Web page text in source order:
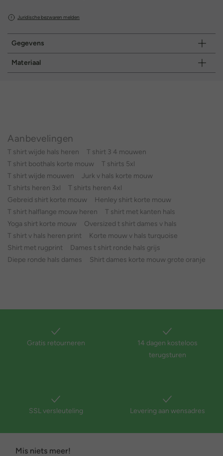
Juridische bezwaren melden
Gegevens
Materiaal
Aanbevelingen
T shirt wijde hals heren
T shirt 3 4 mouwen
T shirt boothals korte mouw
T shirts 5xl
T shirt wijde mouwen
Jurk v hals korte mouw
T shirts heren 3xl
T shirts heren 4xl
Gebreid shirt korte mouw
Henley shirt korte mouw
T shirt halflange mouw heren
T shirt met kanten hals
Yoga shirt korte mouw
Oversized t shirt dames v hals
T shirt v hals heren print
Korte mouw v hals turquoise
Shirt met rugprint
Dames t shirt ronde hals grijs
Diepe ronde hals dames
Shirt dames korte mouw grote oranje
Gratis retourneren
14 dagen kosteloos
terugsturen
SSL versleuteling Levering aan wensadres
Mis niets meer!